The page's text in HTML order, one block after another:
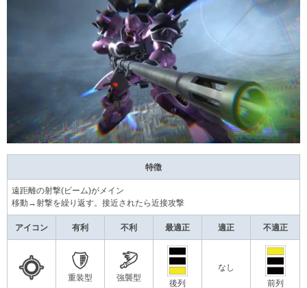
特徴
遠距離の射撃(ビーム)がメイン
移動→射撃を繰り返す。接近されたら近接攻撃
アイコン 有利 不利 最適正 適正 不適正
重装型 強襲型
後列
なし
前列